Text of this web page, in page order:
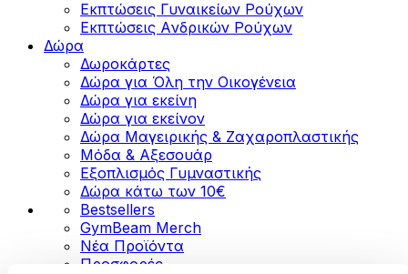
Εκπτώσεις Γυναικείων Ρούχων
Εκπτώσεις Aνδρικών Ρούχων
Δώρα
Δωροκάρτες
Δώρα για Όλη την Οικογένεια
Δώρα για εκείνη
Δώρα για εκείνον
Δώρα Μαγειρικής & Ζαχαροπλαστικής
Μόδα & Αξεσουάρ
Εξοπλισμός Γυμναστικής
Δώρα κάτω των 10€
Bestsellers
GymBeam Merch
Νέα Προϊόντα
Προσφορές